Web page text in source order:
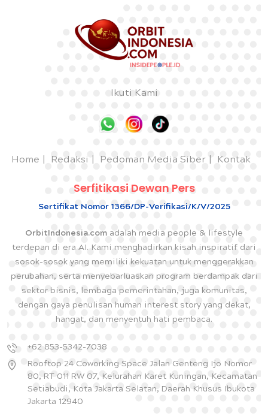
Ikuti Kami
Home Redaksi Pedoman Media Siber Kontak
Serfitikasi Dewan Pers
Sertifikat Nomor 1366/DP-Verifikasi/K/V/2025
OrbitIndonesia.com adalah media people & lifestyle
terdepan di era AI. Kami menghadirkan kisah inspiratif dari
sosok-sosok yang memiliki kekuatan untuk menggerakkan
perubahan, serta menyebarluaskan program berdampak dari
sektor bisnis, lembaga pemerintahan, juga komunitas,
dengan gaya penulisan human interest story yang dekat,
hangat, dan menyentuh hati pembaca.
+62 853-5342-7038
Rooftop 24 Coworking Space Jalan Genteng Ijo Nomor
80, RT 011 RW 07, Kelurahan Karet Kuningan, Kecamatan
Setiabudi, Kota Jakarta Selatan, Daerah Khusus Ibukota
Jakarta 12940